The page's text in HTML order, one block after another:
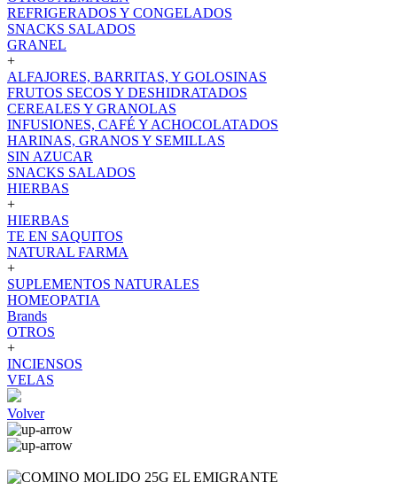
REFRIGERADOS Y CONGELADOS
SNACKS SALADOS
GRANEL
+
ALFAJORES, BARRITAS, Y GOLOSINAS
FRUTOS SECOS Y DESHIDRATADOS
CEREALES Y GRANOLAS
INFUSIONES, CAFÉ Y ACHOCOLATADOS
HARINAS, GRANOS Y SEMILLAS
SIN AZUCAR
SNACKS SALADOS
HIERBAS
+
HIERBAS
TE EN SAQUITOS
NATURAL FARMA
+
SUPLEMENTOS NATURALES
HOMEOPATIA
Brands
OTROS
+
INCIENSOS
VELAS
Volver